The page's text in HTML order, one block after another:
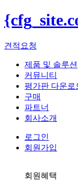
견적요청
제품 및 솔루션
커뮤니티
평가판 다운로
구매
파트너
회사소개
로그인
회원가입
회원혜택